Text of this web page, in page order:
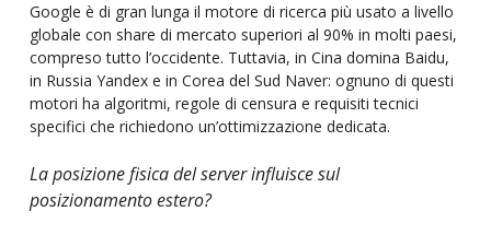
Google è di gran lunga il motore di ricerca più usato a livello
globale con share di mercato superiori al 90% in molti paesi,
compreso tutto l’occidente. Tuttavia, in Cina domina Baidu,
in Russia Yandex e in Corea del Sud Naver: ognuno di questi
motori ha algoritmi, regole di censura e requisiti tecnici
specifici che richiedono un’ottimizzazione dedicata.
La posizione fisica del server influisce sul
posizionamento estero?